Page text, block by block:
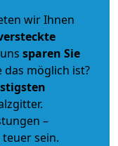
wir Ihnen
sparen Sie
das möglich ist?
–
sein.